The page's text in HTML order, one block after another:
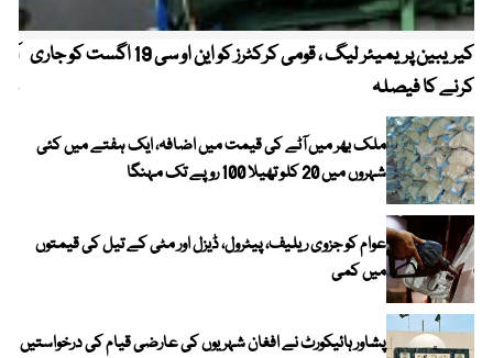
کیریبین پریمیئر لیگ ، قومی کرکٹرز کو این او سی 19 اگست کو جاری
کرنے کا فیصلہ
ملک بھر میں آٹے کی قیمت میں اضافہ، ایک ہفتے میں کئی
شہروں میں 20 کلو تھیلا 100 روپے تک مہنگا
عوام کو جزوی ریلیف، پیٹرول، ڈیزل اور مٹی کے تیل کی قیمتوں
میں کمی
پشاور ہائیکورٹ نے افغان شہریوں کی عارضی قیام کی درخواستیں